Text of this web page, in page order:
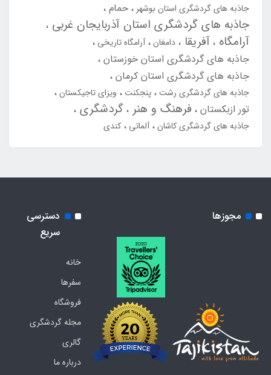
جاذبه های گردشگری استان بوشهر حمام
جاذبه های گردشگری استان آذربایجان غربی
آرامگاه آفریقا دامغان آرامگاه تاریخی
جاذبه های گردشگری استان خوزستان
جاذبه های گردشگری استان کرمان
جاذبه های گردشگری رشت پنجکنت ویزای تاجیکستان
تور ازبکستان فرهنگ و هنر گردشگری
جاذبه های گردشگری کاشان آلماتی کندی
مجوزها
دسترسی
سریع
خانه
سفرها
فروشگاه
مجله گردشگری
گالری
درباره ما